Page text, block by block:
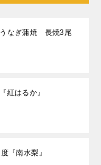
うなぎ蒲焼 長焼3尾
紅はるか』
『南水梨』